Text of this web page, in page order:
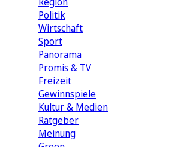
Politik
Wirtschaft
Sport
Panorama
Promis & TV
Freizeit
Gewinnspiele
Kultur & Medien
Ratgeber
Meinung